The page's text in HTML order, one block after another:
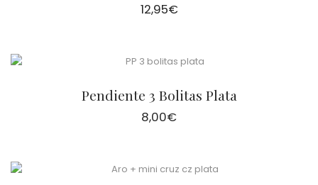
12,95€
Pendiente 3 Bolitas Plata
8,00€